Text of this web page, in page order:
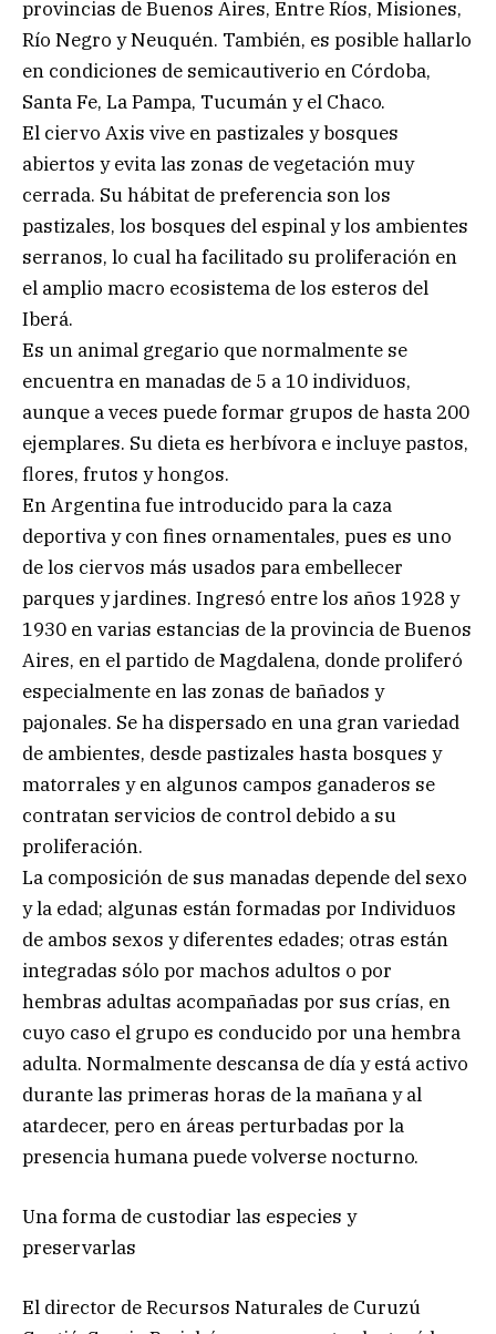
provincias de Buenos Aires, Entre Ríos, Misiones,
Río Negro y Neuquén. También, es posible hallarlo
en condiciones de semicautiverio en Córdoba,
Santa Fe, La Pampa, Tucumán y el Chaco.
El ciervo Axis vive en pastizales y bosques
abiertos y evita las zonas de vegetación muy
cerrada. Su hábitat de preferencia son los
pastizales, los bosques del espinal y los ambientes
serranos, lo cual ha facilitado su proliferación en
el amplio macro ecosistema de los esteros del
Iberá.
Es un animal gregario que normalmente se
encuentra en manadas de 5 a 10 individuos,
aunque a veces puede formar grupos de hasta 200
ejemplares. Su dieta es herbívora e incluye pastos,
flores, frutos y hongos.
En Argentina fue introducido para la caza
deportiva y con fines ornamentales, pues es uno
de los ciervos más usados para embellecer
parques y jardines. Ingresó entre los años 1928 y
1930 en varias estancias de la provincia de Buenos
Aires, en el partido de Magdalena, donde proliferó
especialmente en las zonas de bañados y
pajonales. Se ha dispersado en una gran variedad
de ambientes, desde pastizales hasta bosques y
matorrales y en algunos campos ganaderos se
contratan servicios de control debido a su
proliferación.
La composición de sus manadas depende del sexo
y la edad; algunas están formadas por Individuos
de ambos sexos y diferentes edades; otras están
integradas sólo por machos adultos o por
hembras adultas acompañadas por sus crías, en
cuyo caso el grupo es conducido por una hembra
adulta. Normalmente descansa de día y está activo
durante las primeras horas de la mañana y al
atardecer, pero en áreas perturbadas por la
presencia humana puede volverse nocturno.
Una forma de custodiar las especies y
preservarlas
El director de Recursos Naturales de Curuzú